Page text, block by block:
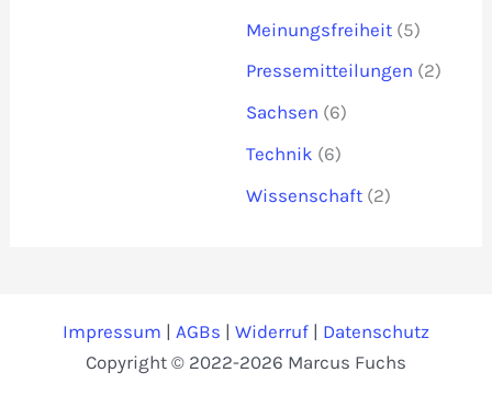
Meinungsfreiheit (5)
Pressemitteilungen (2)
Sachsen (6)
Technik (6)
Wissenschaft (2)
Impressum | AGBs | Widerruf | Datenschutz
Copyright © 2022-2026 Marcus Fuchs